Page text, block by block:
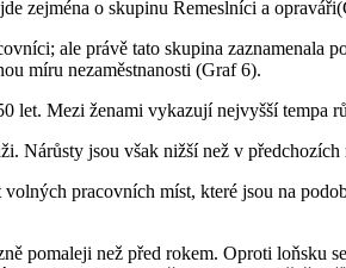
zejména o skupinu Řemeslníci a
ale právě tato skupina zaznamenala
míru nezaměstnanosti (Graf 6).
let. Mezi ženami vykazují nejvyšší tempa
Nárůsty jsou však nižší než v
pracovních míst, které jsou na
pomaleji než před rokem. Oproti loňsku